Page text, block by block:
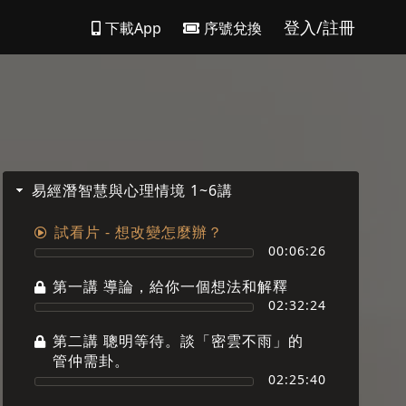
下載App 序號兌換 登入/註冊
易經潛智慧與心理情境 1~6講
試看片 - 想改變怎麼辦？
00:06:26
第一講 導論，給你一個想法和解釋
02:32:24
第二講 聰明等待。談「密雲不雨」的
管仲需卦。
02:25:40